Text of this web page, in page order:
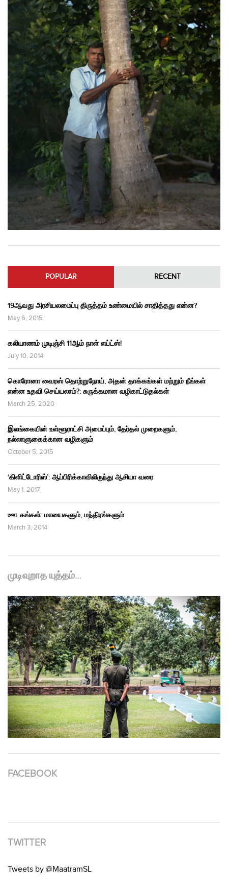
POPULAR RECENT
19ஆவது அரசியலமைப்பு திருத்தம் உண்மையில் சாதித்தது என்ன?
May 6, 2015
கலியாணம் முடிஞ்சி 11ஆம் நாள் எய்ட்ஸ்!
July 10, 2014
கொரோனா வைரஸ் தொற்றுநோய், அதன் தாக்கங்கள் மற்றும் நீங்கள்
என்ன உதவி செய்யலாம்?: சுருக்கமான வழிகாட்டுதல்கள்
March 25, 2020
இலங்கையின் உள்ளூராட்சி அமைப்பும், தேர்தல் முறைகளும்,
நல்லாளுகைக்கான வழிகளும்
October 5, 2015
‘கிளிட்டோரிஸ்’: ஆப்பிரிக்காவிலிருந்து ஆசியா வரை
May 1, 2017
ஊடகங்கள்: மாயைகளும், மந்திரங்களும்
March 3, 2014
முடிவுறாத யுத்தம்…
FACEBOOK
TWITTER
Tweets by @MaatramSL